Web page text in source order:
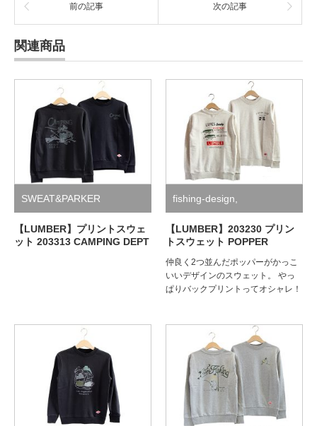
前の記事 次の記事
関連商品
SWEAT&PARKER
【LUMBER】プリントスウェ
ット 203313 CAMPING DEPT
fishing-design
SWEAT&PARKER
【LUMBER】203230 プリン
トスウェット POPPER
仲良く2つ並んだポッパーがかっこ
いいデザインのスウェット。 やっ
ぱりバックプリントってオシャレ！